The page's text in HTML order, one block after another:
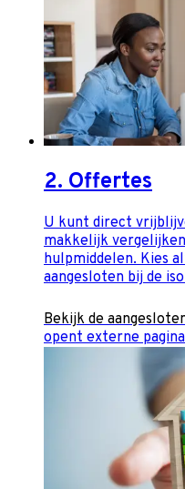
2. Offertes
U kunt direct
makkelijk
hulpmiddelen. Kies
aangesloten bij de
Bekijk de
opent externe